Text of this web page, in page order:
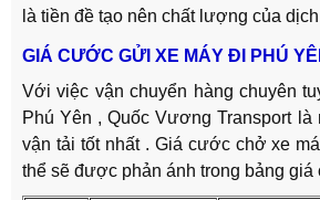
là tiền đề tạo nên chất lượng của
GIÁ CƯỚC GỬI XE MÁY ĐI PHÚ
Với việc vận chuyển hàng chuyên
Phú Yên , Quốc Vương Transport
vận tải tốt nhất . Giá cước chở xe
thể sẽ được phản ánh trong bảng